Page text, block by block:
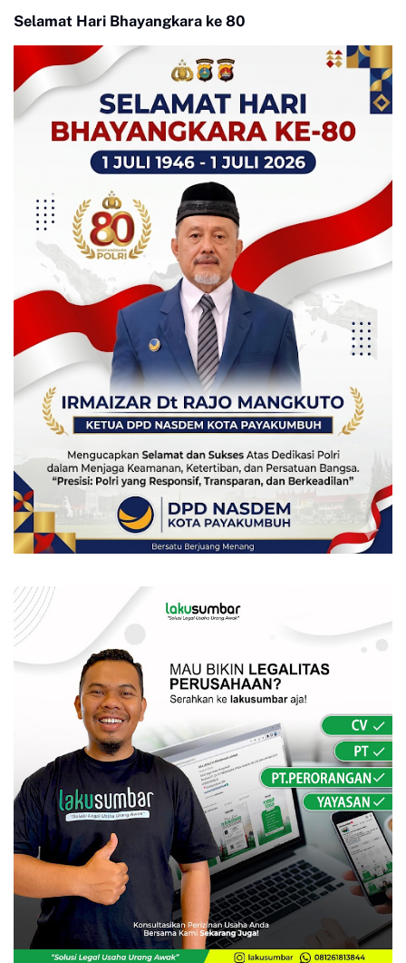
Selamat Hari Bhayangkara ke 80